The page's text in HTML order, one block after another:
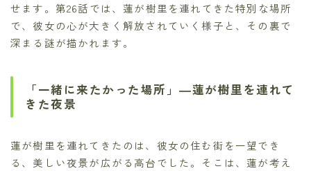
せます。第26話では、蓮が樹里を連れてきた特別な場所
で、彼女の心が大きく解放されていく様子と、その裏で
深まる謎が描かれます。
「一緒に来たかった場所」―蓮が樹里を連れて
きた夜景
蓮が樹里を連れてきたのは、彼女の住む街を一望でき
る、美しい夜景が広がる高台でした。そこは、蓮が考え